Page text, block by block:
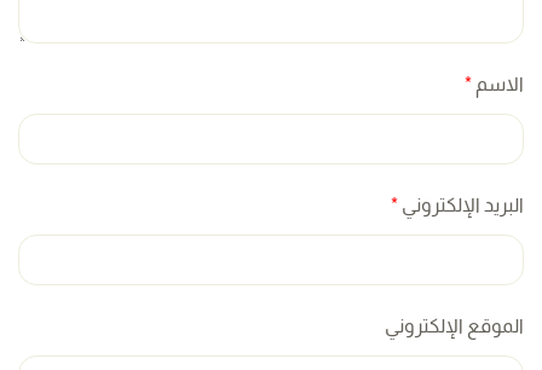
الاسم *
البريد الإلكتروني *
الموقع الإلكتروني